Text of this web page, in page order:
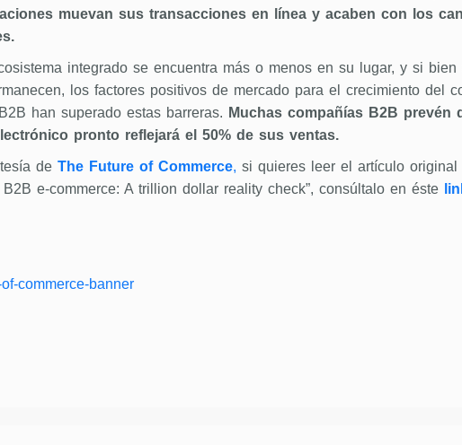
muevan sus transacciones en línea y acaben con los
integrado se encuentra más o menos en su lugar, y si bien
los factores positivos de mercado para el crecimiento del
han superado estas barreras. Muchas compañías B2B prevén
pronto reflejará el 50% de sus ventas.
de The Future of Commerce, si quieres leer el artículo original
B2B e-commerce: A trillion dollar reality check”, consúltalo en éste